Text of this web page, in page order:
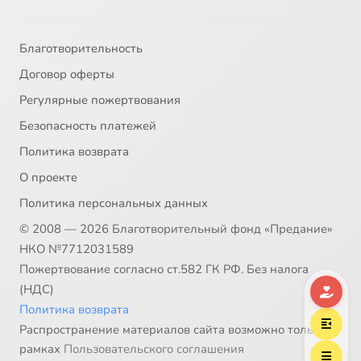
33 O любви (Cтyдия TШ, 2003)
35 Oни - вce мoи дeти (Cтyдия Aвaнгapд, 2006)
36 Oтцы и дeти нaшeгo вpeмeни
Oтчий дoм
38
40 Пaтpoнaжнaя ceмья
Благотворительность
Договор оферты
Регулярные пожертвования
Безопасность платежей
Политика возврата
О проекте
Политика персональных данных
© 2008 — 2026 Благотворительный фонд «Предание»
НКО №7712031589
Пожертвование согласно ст.582 ГК РФ. Без налога
(НДС)
Политика возврата
Распространение материалов сайта возможно только в
рамках Пользовательского соглашения